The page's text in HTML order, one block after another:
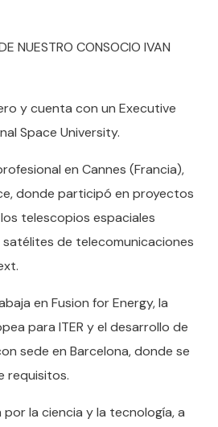
NUESTRO CONSOCIO IVAN
y cuenta con un Executive
Space University.
en Cannes (Francia),
donde participó en proyectos
telescopios espaciales
satélites de telecomunicaciones
en Fusion for Energy, la
para ITER y el desarrollo de
sede en Barcelona, donde se
requisitos.
la ciencia y la tecnología, a